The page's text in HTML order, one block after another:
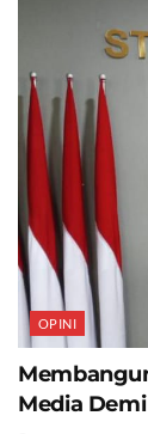
OPINI
Media